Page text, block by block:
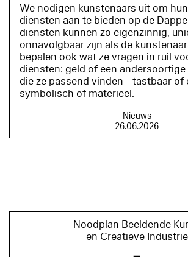
We nodigen kunstenaars uit om
diensten aan te bieden op de
diensten kunnen zo eigenzinnig,
onnavolgbaar zijn als de
bepalen ook wat ze vragen in ruil
diensten: geld of een
die ze passend vinden - tastbaar of
symbolisch of materieel.
Nieuws
26.06.2026
Noodplan Beeldende
en Creatieve Industrie